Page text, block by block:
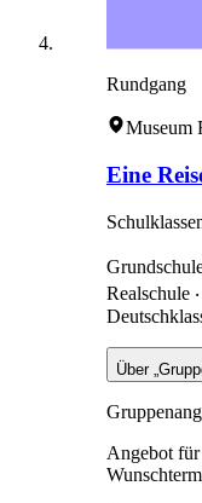
Rundgang
Museum
Eine
Realschule
Über
Angebot